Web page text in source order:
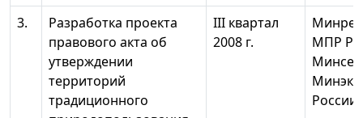
3.
Разработка проекта
правового акта об
утверждении
территорий
традиционного
III квартал
2008 г.
МПР
России